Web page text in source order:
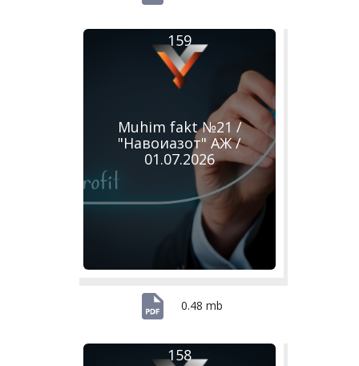
Muhim fakt №21 /
"Навоиазот" АЖ /
01.07.2026
159
0.48 mb
158